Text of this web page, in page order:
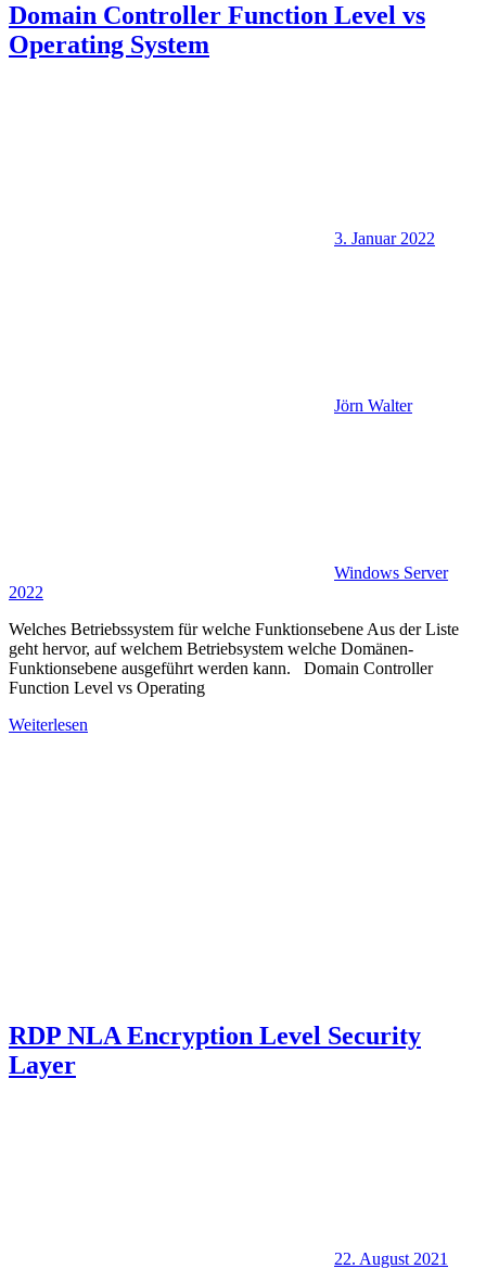
Domain Controller Function Level vs
Operating System
3. Januar 2022
Jörn Walter
Windows Server
2022
Welches Betriebssystem für welche Funktionsebene Aus der Liste
geht hervor, auf welchem Betriebsystem welche Domänen-
Funktionsebene ausgeführt werden kann. Domain Controller
Function Level vs Operating
Weiterlesen
RDP NLA Encryption Level Security
Layer
22. August 2021